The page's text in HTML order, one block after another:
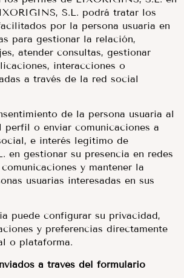
S.L. podrá tratar los
por la persona usuaria en
para gestionar la relación,
atender consultas, gestionar
interacciones o
a través de la red social
de la persona usuaria al
perfil o enviar comunicaciones a
e interés legítimo de
en gestionar su presencia en redes
y mantener la
usuarias interesadas en sus
puede configurar su privacidad,
y preferencias directamente
o plataforma.
a través del formulario